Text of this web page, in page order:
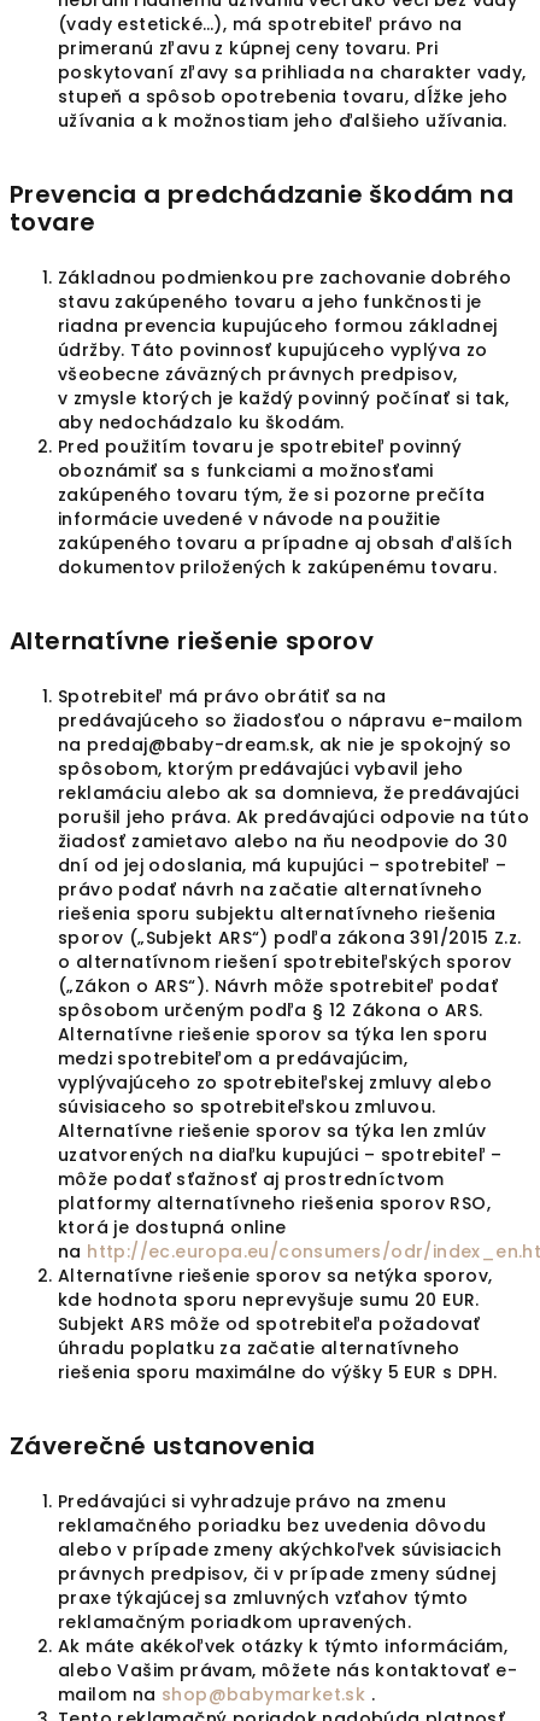
(vady estetické…), má spotrebiteľ právo na
primeranú zľavu z kúpnej ceny tovaru. Pri
poskytovaní zľavy sa prihliada na charakter vady,
stupeň a spôsob opotrebenia tovaru, dĺžke jeho
užívania a k možnostiam jeho ďalšieho užívania.
Prevencia a predchádzanie škodám na
tovare
Základnou podmienkou pre zachovanie dobrého
stavu zakúpeného tovaru a jeho funkčnosti je
riadna prevencia kupujúceho formou základnej
údržby. Táto povinnosť kupujúceho vyplýva zo
všeobecne záväzných právnych predpisov,
v zmysle ktorých je každý povinný počínať si tak,
aby nedochádzalo ku škodám.
Pred použitím tovaru je spotrebiteľ povinný
oboznámiť sa s funkciami a možnosťami
zakúpeného tovaru tým, že si pozorne prečíta
informácie uvedené v návode na použitie
zakúpeného tovaru a prípadne aj obsah ďalších
dokumentov priložených k zakúpenému tovaru.
Alternatívne riešenie sporov
Spotrebiteľ má právo obrátiť sa na
predávajúceho so žiadosťou o nápravu e-mailom
na predaj@baby-dream.sk, ak nie je spokojný so
spôsobom, ktorým predávajúci vybavil jeho
reklamáciu alebo ak sa domnieva, že predávajúci
porušil jeho práva. Ak predávajúci odpovie na túto
žiadosť zamietavo alebo na ňu neodpovie do 30
dní od jej odoslania, má kupujúci – spotrebiteľ –
právo podať návrh na začatie alternatívneho
riešenia sporu subjektu alternatívneho riešenia
sporov („Subjekt ARS“) podľa zákona 391/2015 Z.z.
o alternatívnom riešení spotrebiteľských sporov
(„Zákon o ARS“). Návrh môže spotrebiteľ podať
spôsobom určeným podľa § 12 Zákona o ARS.
Alternatívne riešenie sporov sa týka len sporu
medzi spotrebiteľom a predávajúcim,
vyplývajúceho zo spotrebiteľskej zmluvy alebo
súvisiaceho so spotrebiteľskou zmluvou.
Alternatívne riešenie sporov sa týka len zmlúv
uzatvorených na diaľku kupujúci – spotrebiteľ –
môže podať sťažnosť aj prostredníctvom
platformy alternatívneho riešenia sporov RSO,
ktorá je dostupná online
na http://ec.europa.eu/consumers/odr/
Alternatívne riešenie sporov sa netýka sporov,
kde hodnota sporu neprevyšuje sumu 20 EUR.
Subjekt ARS môže od spotrebiteľa požadovať
úhradu poplatku za začatie alternatívneho
riešenia sporu maximálne do výšky 5 EUR s DPH.
Záverečné ustanovenia
Predávajúci si vyhradzuje právo na zmenu
reklamačného poriadku bez uvedenia dôvodu
alebo v prípade zmeny akýchkoľvek súvisiacich
právnych predpisov, či v prípade zmeny súdnej
praxe týkajúcej sa zmluvných vzťahov týmto
reklamačným poriadkom upravených.
Ak máte akékoľvek otázky k týmto informáciám,
alebo Vašim právam, môžete nás kontaktovať e-
mailom na shop@babymarket.sk .